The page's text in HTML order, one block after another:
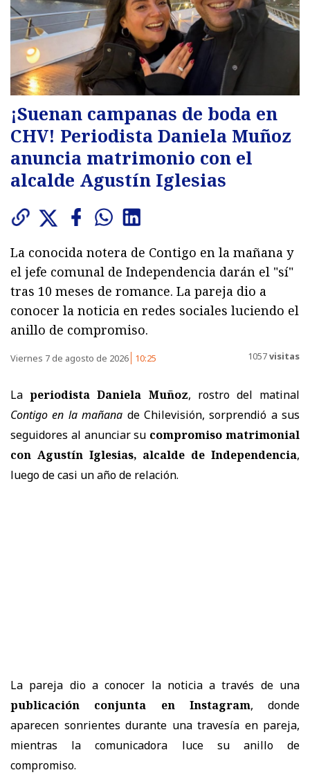
¡Suenan campanas de boda en
CHV! Periodista Daniela Muñoz
anuncia matrimonio con el
alcalde Agustín Iglesias
La conocida notera de Contigo en la mañana y
el jefe comunal de Independencia darán el "sí"
tras 10 meses de romance. La pareja dio a
conocer la noticia en redes sociales luciendo el
anillo de compromiso.
Viernes 7 de agosto de 2026 10:25 1057visitas
Laperiodista Daniela Muñoz, rostro del matinal
Contigo en la mañana de Chilevisión, sorprendió a sus
seguidores al anunciar su compromiso matrimonial
con Agustín Iglesias, alcalde de Independencia,
luego de casi un año de relación.
La pareja dio a conocer la noticia a través de una
publicación conjunta en Instagram, donde
aparecen sonrientes durante una travesía en pareja,
mientras la comunicadora luce su anillo de
compromiso.